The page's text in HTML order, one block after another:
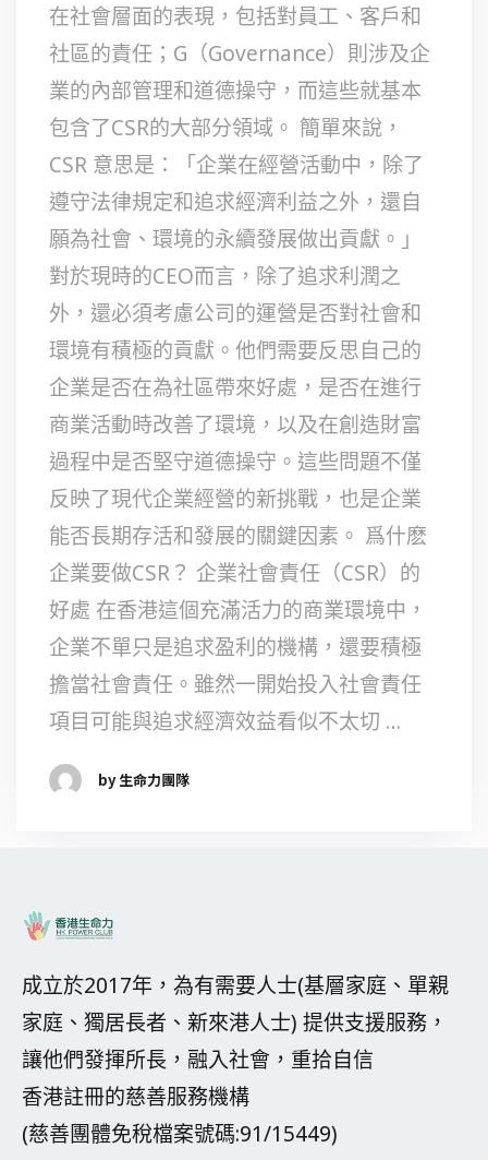
在社會層面的表現，包括對員工、客戶和
社區的責任；G（Governance）則涉及企
業的內部管理和道德操守，而這些就基本
包含了CSR的大部分領域。 簡單來說，
CSR 意思是：「企業在經營活動中，除了
遵守法律規定和追求經濟利益之外，還自
願為社會、環境的永續發展做出貢獻。」
對於現時的CEO而言，除了追求利潤之
外，還必須考慮公司的運營是否對社會和
環境有積極的貢獻。他們需要反思自己的
企業是否在為社區帶來好處，是否在進行
商業活動時改善了環境，以及在創造財富
過程中是否堅守道德操守。這些問題不僅
反映了現代企業經營的新挑戰，也是企業
能否長期存活和發展的關鍵因素。 爲什麽
企業要做CSR？ 企業社會責任（CSR）的
好處 在香港這個充滿活力的商業環境中，
企業不單只是追求盈利的機構，還要積極
擔當社會責任。雖然一開始投入社會責任
項目可能與追求經濟效益看似不太切 …
by 生命力團隊
成立於2017年，為有需要人士(基層家庭、單親
家庭、獨居長者、新來港人士) 提供支援服務，
讓他們發揮所長，融入社會，重拾自信
香港註冊的慈善服務機構
(慈善團體免稅檔案號碼:91/15449)